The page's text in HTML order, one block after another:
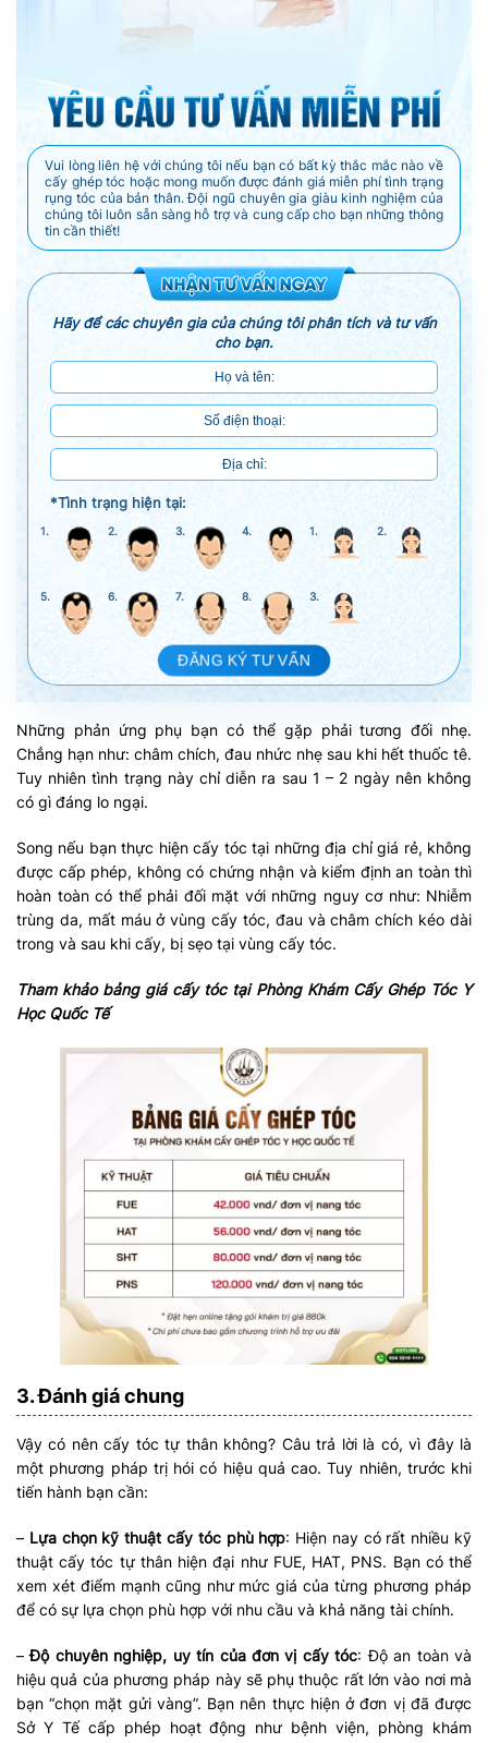
Vui lòng liên hệ với chúng tôi nếu bạn có bất kỳ thắc mắc nào về
cấy ghép tóc hoặc mong muốn được đánh giá miễn phí tình trạng
rụng tóc của bản thân. Đội ngũ chuyên gia giàu kinh nghiệm của
chúng tôi luôn sẵn sàng hỗ trợ và cung cấp cho bạn những thông
tin cần thiết!
Hãy để các chuyên gia của chúng tôi phân tích và tư vấn
cho bạn.
*Tình trạng hiện tại:
1. 2. 3. 4. 1. 2.
5. 6. 7. 8. 3.
ĐĂNG KÝ TƯ VẤN
Những phản ứng phụ bạn có thể gặp phải tương đối nhẹ.
Chẳng hạn như: châm chích, đau nhức nhẹ sau khi hết thuốc tê.
Tuy nhiên tình trạng này chỉ diễn ra sau 1 – 2 ngày nên không
có gì đáng lo ngại.
Song nếu bạn thực hiện cấy tóc tại những địa chỉ giá rẻ, không
được cấp phép, không có chứng nhận và kiểm định an toàn thì
hoàn toàn có thể phải đối mặt với những nguy cơ như: Nhiễm
trùng da, mất máu ở vùng cấy tóc, đau và châm chích kéo dài
trong và sau khi cấy, bị sẹo tại vùng cấy tóc.
Tham khảo bảng giá cấy tóc tại Phòng Khám Cấy Ghép Tóc Y
Học Quốc Tế
3. Đánh giá chung
Vậy có nên cấy tóc tự thân không? Câu trả lời là có, vì đây là
một phương pháp trị hói có hiệu quả cao. Tuy nhiên, trước khi
tiến hành bạn cần:
– Lựa chọn kỹ thuật cấy tóc phù hợp: Hiện nay có rất nhiều kỹ
thuật cấy tóc tự thân hiện đại như FUE, HAT, PNS. Bạn có thể
xem xét điểm mạnh cũng như mức giá của từng phương pháp
để có sự lựa chọn phù hợp với nhu cầu và khả năng tài chính.
–Độ chuyên nghiệp, uy tín của đơn vị cấy tóc: Độ an toàn và
hiệu quả của phương pháp này sẽ phụ thuộc rất lớn vào nơi mà
bạn “chọn mặt gửi vàng”. Bạn nên thực hiện ở đơn vị đã được
Sở Y Tế cấp phép hoạt động như bệnh viện, phòng khám